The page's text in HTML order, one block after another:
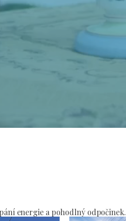
energie a pohodlný odpočinek.